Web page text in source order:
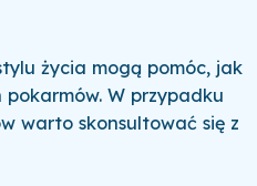
życia mogą pomóc, jak
W przypadku
warto skonsultować się z